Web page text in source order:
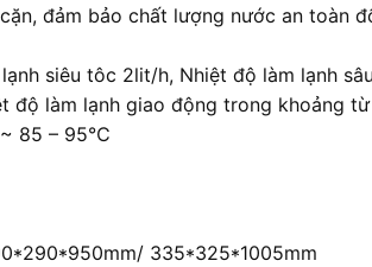
đảm bảo chất lượng nước an toàn
siêu tôc 2lit/h, Nhiệt độ làm lạnh
độ làm lạnh giao động trong khoảng từ
~ 85 – 95℃
335*325*1005mm